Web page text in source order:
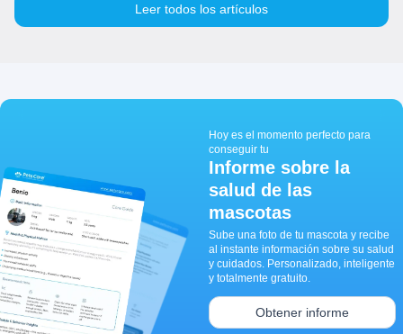
Leer todos los artículos
Hoy es el momento perfecto para
conseguir tu
Informe sobre la
salud de las
mascotas
Sube una foto de tu mascota y recibe
al instante información sobre su salud
y cuidados. Personalizado, inteligente
y totalmente gratuito.
Obtener informe